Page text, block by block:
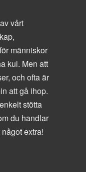
vårt
människor
kul. Men att
och ofta är
att gå ihop.
stötta
du handlar
extra!